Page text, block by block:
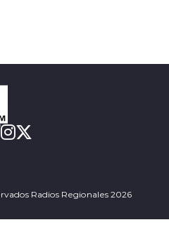
Radios Regionales 2026